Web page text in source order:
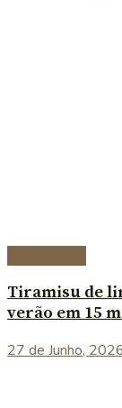
Tiramisu de
verão em 15
27 de Junho,